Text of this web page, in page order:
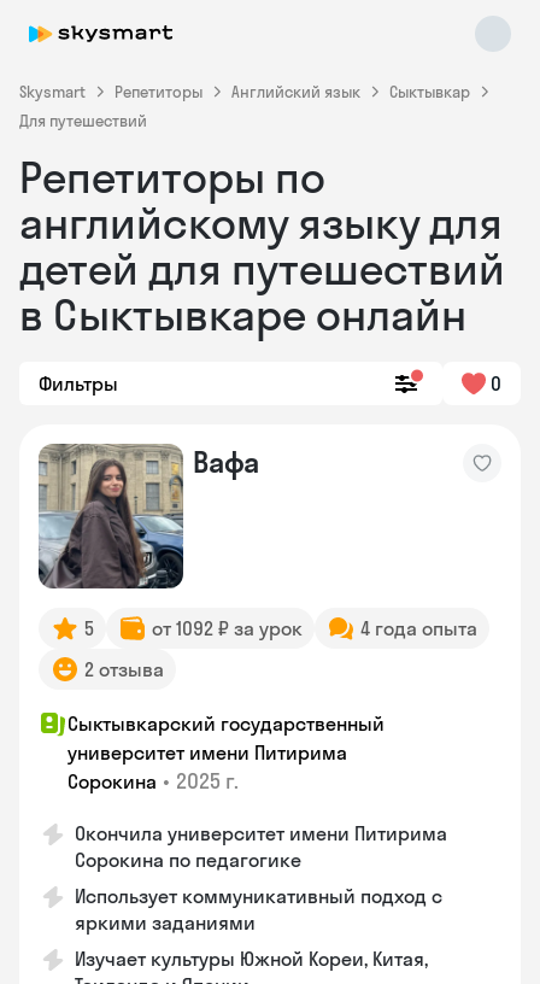
Skysmart Репетиторы Английский язык
Сыктывкар
Для путешествий
Репетиторы по
английскому языку для
детей для путешествий
в Сыктывкаре онлайн
Фильтры 0
Вафа
5 от 1092 ₽ за урок
4 года опыта
2 отзыва
Сыктывкарский государственный
университет имени Питирима
Сорокина • 2025 г.
Окончила университет имени Питирима
Сорокина по педагогике
Использует коммуникативный подход с
яркими заданиями
Изучает культуры Южной Кореи, Китая,
Skysmart Chat